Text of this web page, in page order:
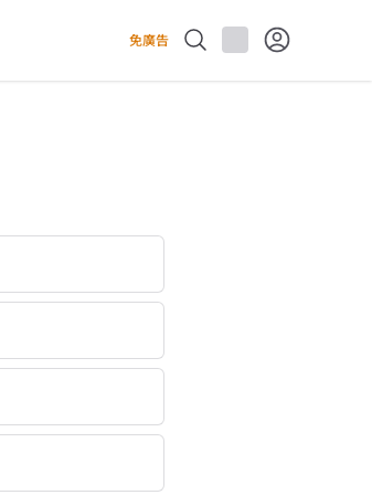
免廣告